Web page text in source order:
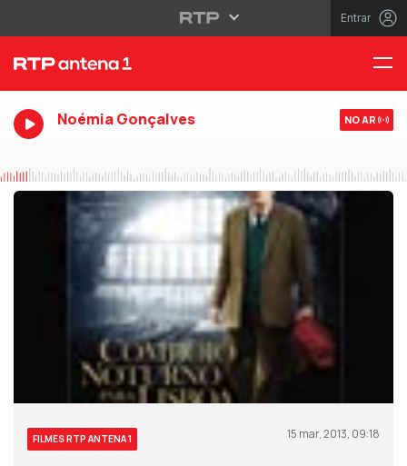
Entrar
Noémia Gonçalves NO AR
FILMES RTP ANTENA 1 15 mar, 2013, 09:18